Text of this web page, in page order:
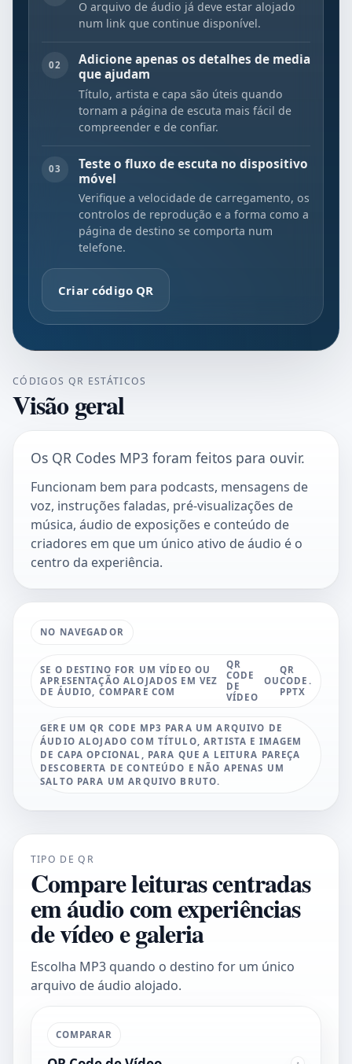
O arquivo de áudio já deve estar alojado
num link que continue disponível.
02
Adicione apenas os detalhes de media
que ajudam
Título, artista e capa são úteis quando
tornam a página de escuta mais fácil de
compreender e de confiar.
03
Teste o fluxo de escuta no dispositivo
móvel
Verifique a velocidade de carregamento, os
controlos de reprodução e a forma como a
página de destino se comporta num
telefone.
Criar código QR
CÓDIGOS QR ESTÁTICOS
Visão geral
Os QR Codes MP3 foram feitos para ouvir.
Funcionam bem para podcasts, mensagens de
voz, instruções faladas, pré-visualizações de
música, áudio de exposições e conteúdo de
criadores em que um único ativo de áudio é o
centro da experiência.
NO NAVEGADOR
SE O DESTINO FOR UM VÍDEO OU
APRESENTAÇÃO ALOJADOS EM VEZ
DE ÁUDIO, COMPARE COM
QR
CODE
DE
VÍDEO
OU
QR
CODE
PPTX
.
GERE UM QR CODE MP3 PARA UM ARQUIVO DE
ÁUDIO ALOJADO COM TÍTULO, ARTISTA E IMAGEM
DE CAPA OPCIONAL, PARA QUE A LEITURA PAREÇA
DESCOBERTA DE CONTEÚDO E NÃO APENAS UM
SALTO PARA UM ARQUIVO BRUTO.
TIPO DE QR
Compare leituras centradas
em áudio com experiências
de vídeo e galeria
Escolha MP3 quando o destino for um único
arquivo de áudio alojado.
COMPARAR